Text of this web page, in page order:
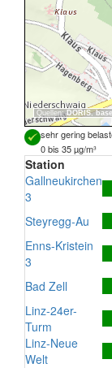
Quellen: DORIS,
sehr gering
0 bis 35 µg/m³
Station
Gallneukirchen
3
Steyregg-Au
Enns-Kristein
3
Bad Zell
Linz-24er-
Turm
Linz-Neue
Welt